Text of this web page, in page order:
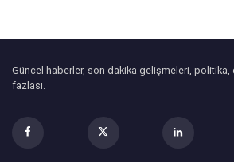
Güncel haberler, son dakika gelişmeleri, politika,
fazlası.